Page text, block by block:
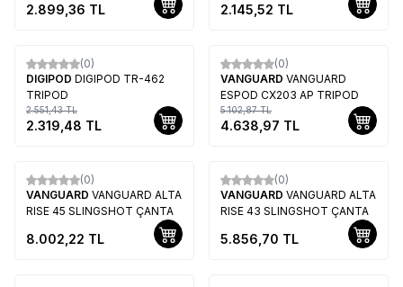
2.899,36 TL 2.145,52 TL
%9
(0)
DIGIPOD DIGIPOD TR-462
TRIPOD
2.551,43TL
2.319,48 TL
%9
(0)
VANGUARD VANGUARD
ESPOD CX203 AP TRIPOD
5.102,87TL
4.638,97 TL
(0)
VANGUARD VANGUARD ALTA
RISE 45 SLINGSHOT ÇANTA
8.002,22 TL
(0)
VANGUARD VANGUARD ALTA
RISE 43 SLINGSHOT ÇANTA
5.856,70 TL